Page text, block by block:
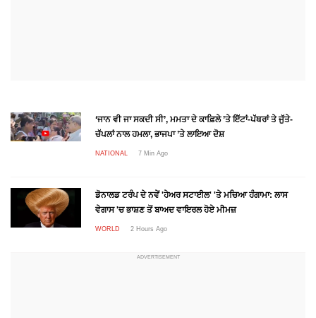
‘ਜਾਨ ਵੀ ਜਾ ਸਕਦੀ ਸੀ’, ਮਮਤਾ ਦੇ ਕਾਫ਼ਿਲੇ ’ਤੇ ਇੱਟਾਂ-ਪੱਥਰਾਂ ਤੇ ਜੁੱਤੇ-
ਚੱਪਲਾਂ ਨਾਲ ਹਮਲਾ, ਭਾਜਪਾ ’ਤੇ ਲਾਇਆ ਦੋਸ਼
NATIONAL 7 Min Ago
ਡੋਨਾਲਡ ਟਰੰਪ ਦੇ ਨਵੇਂ 'ਹੇਅਰ ਸਟਾਈਲ' 'ਤੇ ਮਚਿਆ ਹੰਗਾਮਾ: ਲਾਸ
ਵੇਗਾਸ 'ਚ ਭਾਸ਼ਣ ਤੋਂ ਬਾਅਦ ਵਾਇਰਲ ਹੋਏ ਮੀਮਜ਼
WORLD 2 Hours Ago